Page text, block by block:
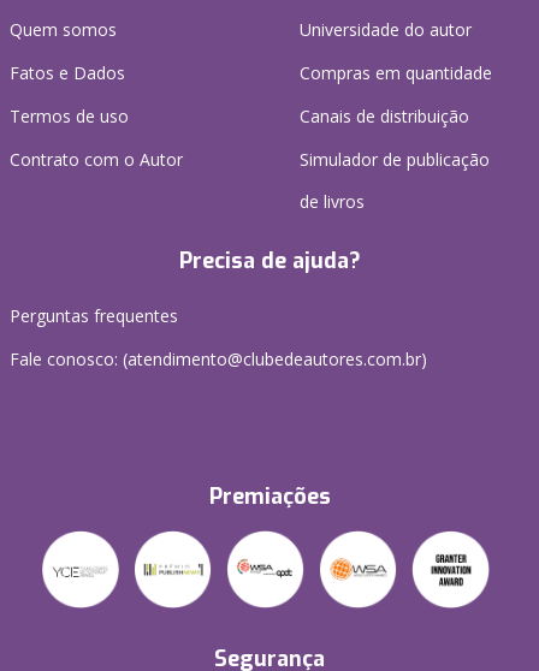
Quem somos
Fatos e Dados
Termos de uso
Contrato com o Autor
Universidade do autor
Compras em quantidade
Canais de distribuição
Simulador de publicação
de livros
Precisa de ajuda?
Perguntas frequentes
Fale conosco: (atendimento@clubedeautores.com.br)
Premiações
Segurança